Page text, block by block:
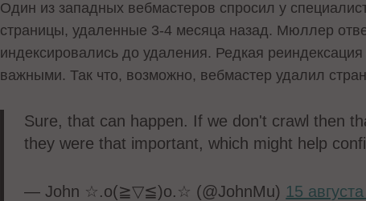
Один из западных вебмастеров спросил у
страницы, удаленные 3-4 месяца назад. Мюллер
индексировались до удаления. Редкая
важными. Так что, возможно, вебмастер удалил
Sure, that can happen. If we don't crawl then
they were that important, which might help
— John ☆.o(≧▽≦)o.☆ (@JohnMu) 15